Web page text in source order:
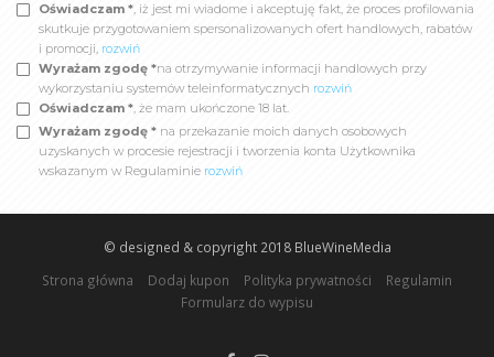
Oświadczam *, iż jest mi wiadome i akceptuję fakt, że proces profilowania
skutkuje przygotowaniem spersonalizowanych ofert handlowych, rabatów
i promocji, rozwiń
Wyrażam zgodę *na otrzymywanie informacji handlowych przy
wykorzystaniu systemów teleinformatycznych rozwiń
Oświadczam *, że mam ukończone 18 lat.
Wyrażam zgodę * na przekazanie moich danych osobowych
uzyskanych w procesie rejestracji i tworzenia konta Użytkownika
wskazanym w Regulaminie rozwiń
© designed & copyright 2018 BlueWineMedia
Strona główna
Dodaj kupon Polityka prywatności
Regulamin
Formularz do wypisu